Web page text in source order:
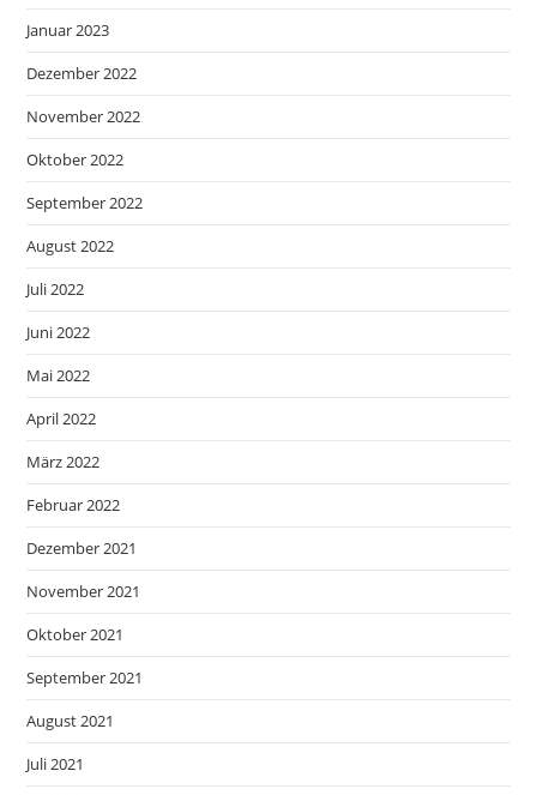
Januar 2023
Dezember 2022
November 2022
Oktober 2022
September 2022
August 2022
Juli 2022
Juni 2022
Mai 2022
April 2022
März 2022
Februar 2022
Dezember 2021
November 2021
Oktober 2021
September 2021
August 2021
Juli 2021